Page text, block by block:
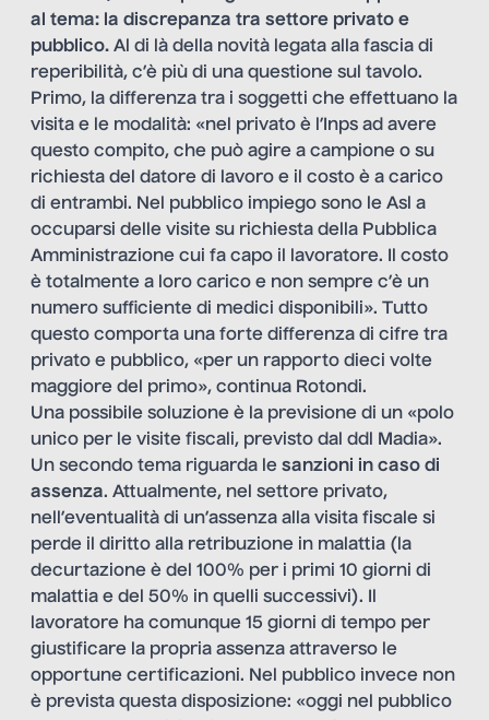
al tema: la discrepanza tra settore privato e
pubblico. Al di là della novità legata alla fascia di
reperibilità, c’è più di una questione sul tavolo.
Primo, la differenza tra i soggetti che effettuano la
visita e le modalità: «nel privato è l’Inps ad avere
questo compito, che può agire a campione o su
richiesta del datore di lavoro e il costo è a carico
di entrambi. Nel pubblico impiego sono le Asl a
occuparsi delle visite su richiesta della Pubblica
Amministrazione cui fa capo il lavoratore. Il costo
è totalmente a loro carico e non sempre c’è un
numero sufficiente di medici disponibili». Tutto
questo comporta una forte differenza di cifre tra
privato e pubblico, «per un rapporto dieci volte
maggiore del primo», continua Rotondi.
Una possibile soluzione è la previsione di un «polo
unico per le visite fiscali, previsto dal ddl Madia».
Un secondo tema riguarda le sanzioni in caso di
assenza. Attualmente, nel settore privato,
nell’eventualità di un’assenza alla visita fiscale si
perde il diritto alla retribuzione in malattia (la
decurtazione è del 100% per i primi 10 giorni di
malattia e del 50% in quelli successivi). Il
lavoratore ha comunque 15 giorni di tempo per
giustificare la propria assenza attraverso le
opportune certificazioni. Nel pubblico invece non
è prevista questa disposizione: «oggi nel pubblico